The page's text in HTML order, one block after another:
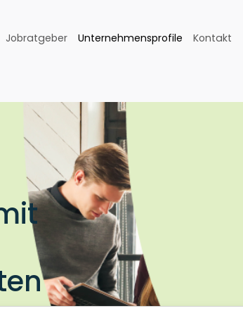
Jobratgeber Unternehmensprofile Kontakt